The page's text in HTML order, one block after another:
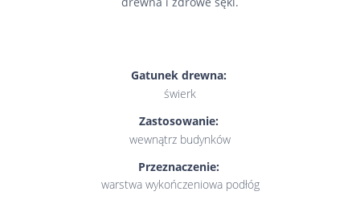
Gatunek drewna:
świerk
Zastosowanie:
wewnątrz budynków
Przeznaczenie:
warstwa wykończeniowa podłóg